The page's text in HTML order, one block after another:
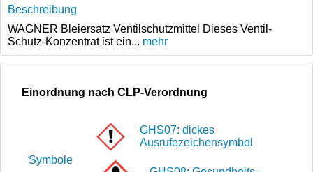
Beschreibung
WAGNER Bleiersatz Ventilschutzmittel Dieses Ventil-
Schutz-Konzentrat ist ein... mehr
Einordnung nach CLP-Verordnung
Symbole
GHS07: dickes
Ausrufezeichensymbol